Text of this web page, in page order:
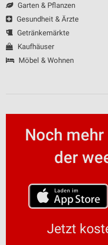
Garten & Pflanzen
Gesundheit & Ärzte
Getränkemärkte
Kaufhäuser
Möbel & Wohnen
Noch
der
Jetzt